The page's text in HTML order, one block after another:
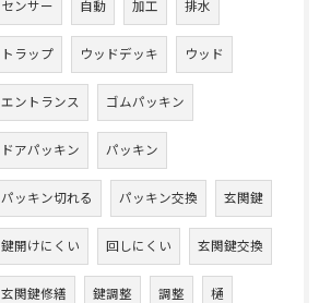
センサー 自動 加工 排水
トラップ ウッドデッキ ウッド
エントランス ゴムパッキン
ドアパッキン パッキン
パッキン切れる パッキン交換 玄関鍵
鍵開けにくい 回しにくい 玄関鍵交換
玄関鍵修繕 鍵調整 調整 樋